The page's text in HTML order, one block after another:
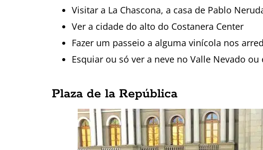
Visitar a La Chascona, a casa de Pablo
Ver a cidade do alto do Costanera Center
Fazer um passeio a alguma vinícola nos
Esquiar ou só ver a neve no Valle Nevado
Plaza de la República